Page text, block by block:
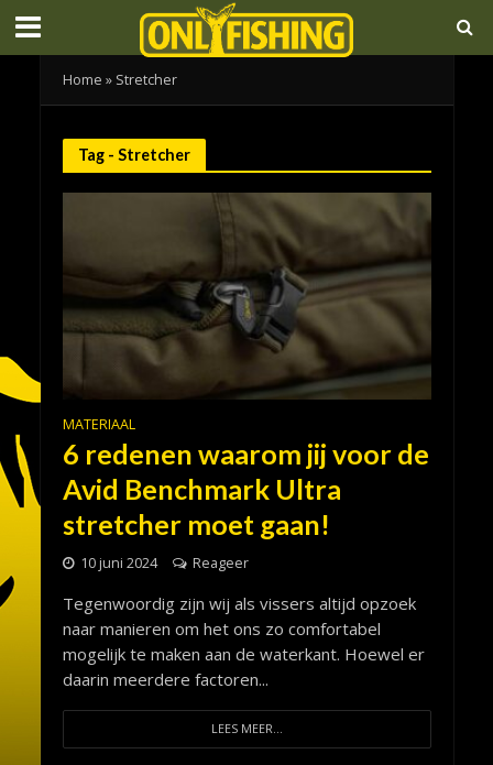
Home » Stretcher
Tag - Stretcher
MATERIAAL
6 redenen waarom jij voor de
Avid Benchmark Ultra
stretcher moet gaan!
10 juni 2024 Reageer
Tegenwoordig zijn wij als vissers altijd opzoek
naar manieren om het ons zo comfortabel
mogelijk te maken aan de waterkant. Hoewel er
daarin meerdere factoren...
LEES MEER...